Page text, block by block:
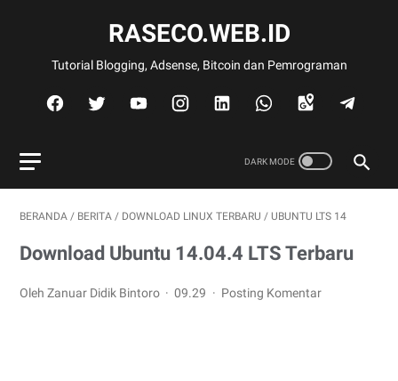
RASECO.WEB.ID
Tutorial Blogging, Adsense, Bitcoin dan Pemrograman
BERANDA / BERITA / DOWNLOAD LINUX TERBARU / UBUNTU LTS 14
Download Ubuntu 14.04.4 LTS Terbaru
Oleh Zanuar Didik Bintoro 09.29 Posting Komentar